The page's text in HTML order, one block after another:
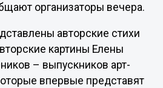
организаторы вечера.
авторские стихи
картины Елены
– выпускников арт-
впервые представят